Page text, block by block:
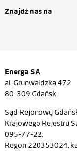
Znajdź nas na
Energa SA
al. Grunwaldzka 472
80-309 Gdańsk
Sąd Rejonowy
Krajowego Rejestru
095-77-22,
Regon 220353024,